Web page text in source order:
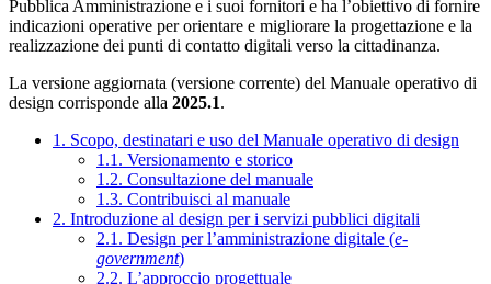
Pubblica Amministrazione e i suoi fornitori e ha l’obiettivo di fornire
indicazioni operative per orientare e migliorare la progettazione e la
realizzazione dei punti di contatto digitali verso la cittadinanza.
La versione aggiornata (versione corrente) del Manuale operativo di
design corrisponde alla 2025.1.
1. Scopo, destinatari e uso del Manuale operativo di design
1.1. Versionamento e storico
1.2. Consultazione del manuale
1.3. Contribuisci al manuale
2. Introduzione al design per i servizi pubblici digitali
2.1. Design per l’amministrazione digitale (e-
government)
2.2. L’approccio progettuale